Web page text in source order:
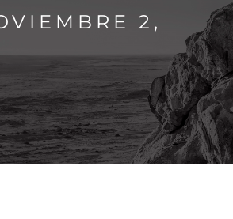
2,